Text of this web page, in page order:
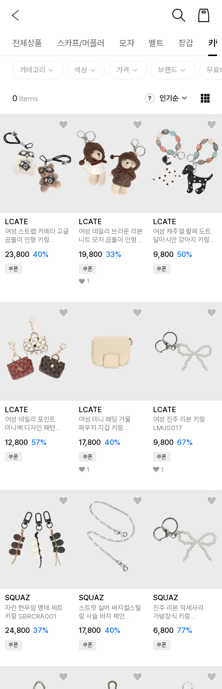
전체상품 스카프/머플러 모자 벨트 장갑 키
카테고리 색상 가격 브랜드 무료
0 Items 인기순
LCATE
여성 스트랩 카메라 고글
곰돌이 인형 키링
23,800 40%
쿠폰
LCATE
여성 데일리 브라운 리본
니트 모자 곰돌이 인형
19,800 33%
쿠폰
1
LCATE
여성 캐주얼 팔찌 도트
달마시안 강아지 키링
9,800 50%
쿠폰
LCATE
여성 데일리 포인트
미니백 디자인 패턴
LJNA039
12,800 57%
쿠폰
LCATE
여성 미니 패딩 거울
파우치 지갑 키링
17,800 40%
쿠폰
1
LCATE
여성 진주 리본 키링
LMUS017
9,800 67%
쿠폰
1
SQUAZ
자린 현무암 명태 세트
키링 SBRCRA001
24,800 37%
쿠폰
SQUAZ
스트릿 실버 써지컬스틸
링 사슬 바지 체인
17,800 40%
쿠폰
SQUAZ
진주 리본 악세사리
가방장식 키링
6,800 77%
쿠폰